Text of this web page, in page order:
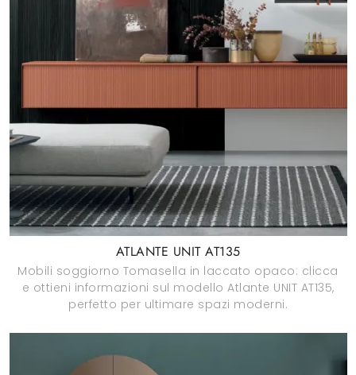
ATLANTE UNIT AT135
Mobili soggiorno Tomasella in laccato opaco: clicca
e ottieni informazioni sul modello Atlante UNIT AT135,
perfetto per ultimare spazi moderni.